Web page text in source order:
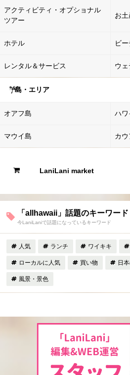
アクティビティ・オプショナル
ツアー
お土
ホテル ビー
レンタル＆サービス ウ
島・エリア
オアフ島 ハワ
マウイ島 カ
LaniLani market
「allhawaii」話題のキーワード
今LaniLaniで話題になっているキーワード
人気 ランチ ワイキキ
ローカルに人気 買い物 日
風景・景色